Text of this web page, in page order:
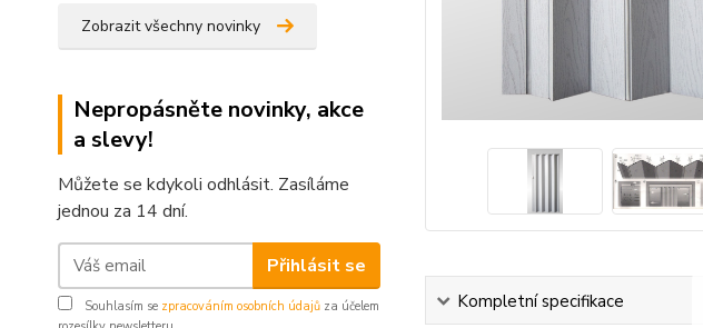
Zobrazit všechny novinky
Nepropásněte novinky, akce
a slevy!
Můžete se kdykoli odhlásit. Zasíláme
jednou za 14 dní.
Přihlásit se
Souhlasím se zpracováním osobních údajů za účelem
Kompletní specifikace